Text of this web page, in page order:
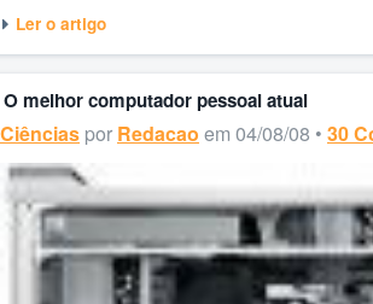
Ler o artigo
O melhor computador pessoal atual
Ciências por Redacao em 04/08/08 • 30